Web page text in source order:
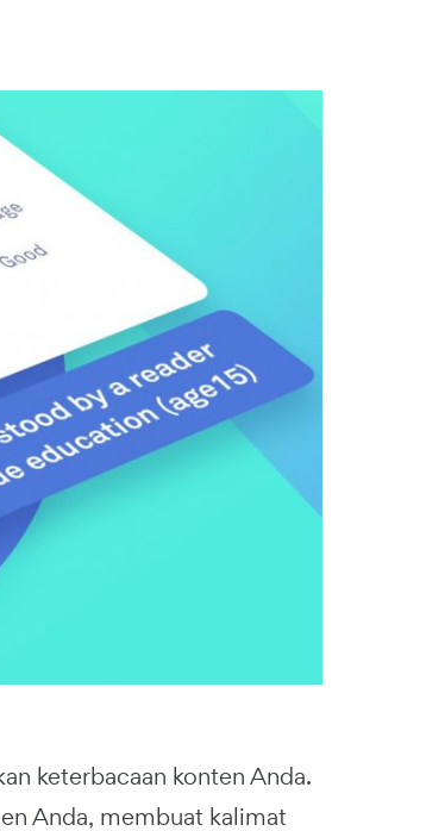
keterbacaan konten Anda.
Anda, membuat kalimat